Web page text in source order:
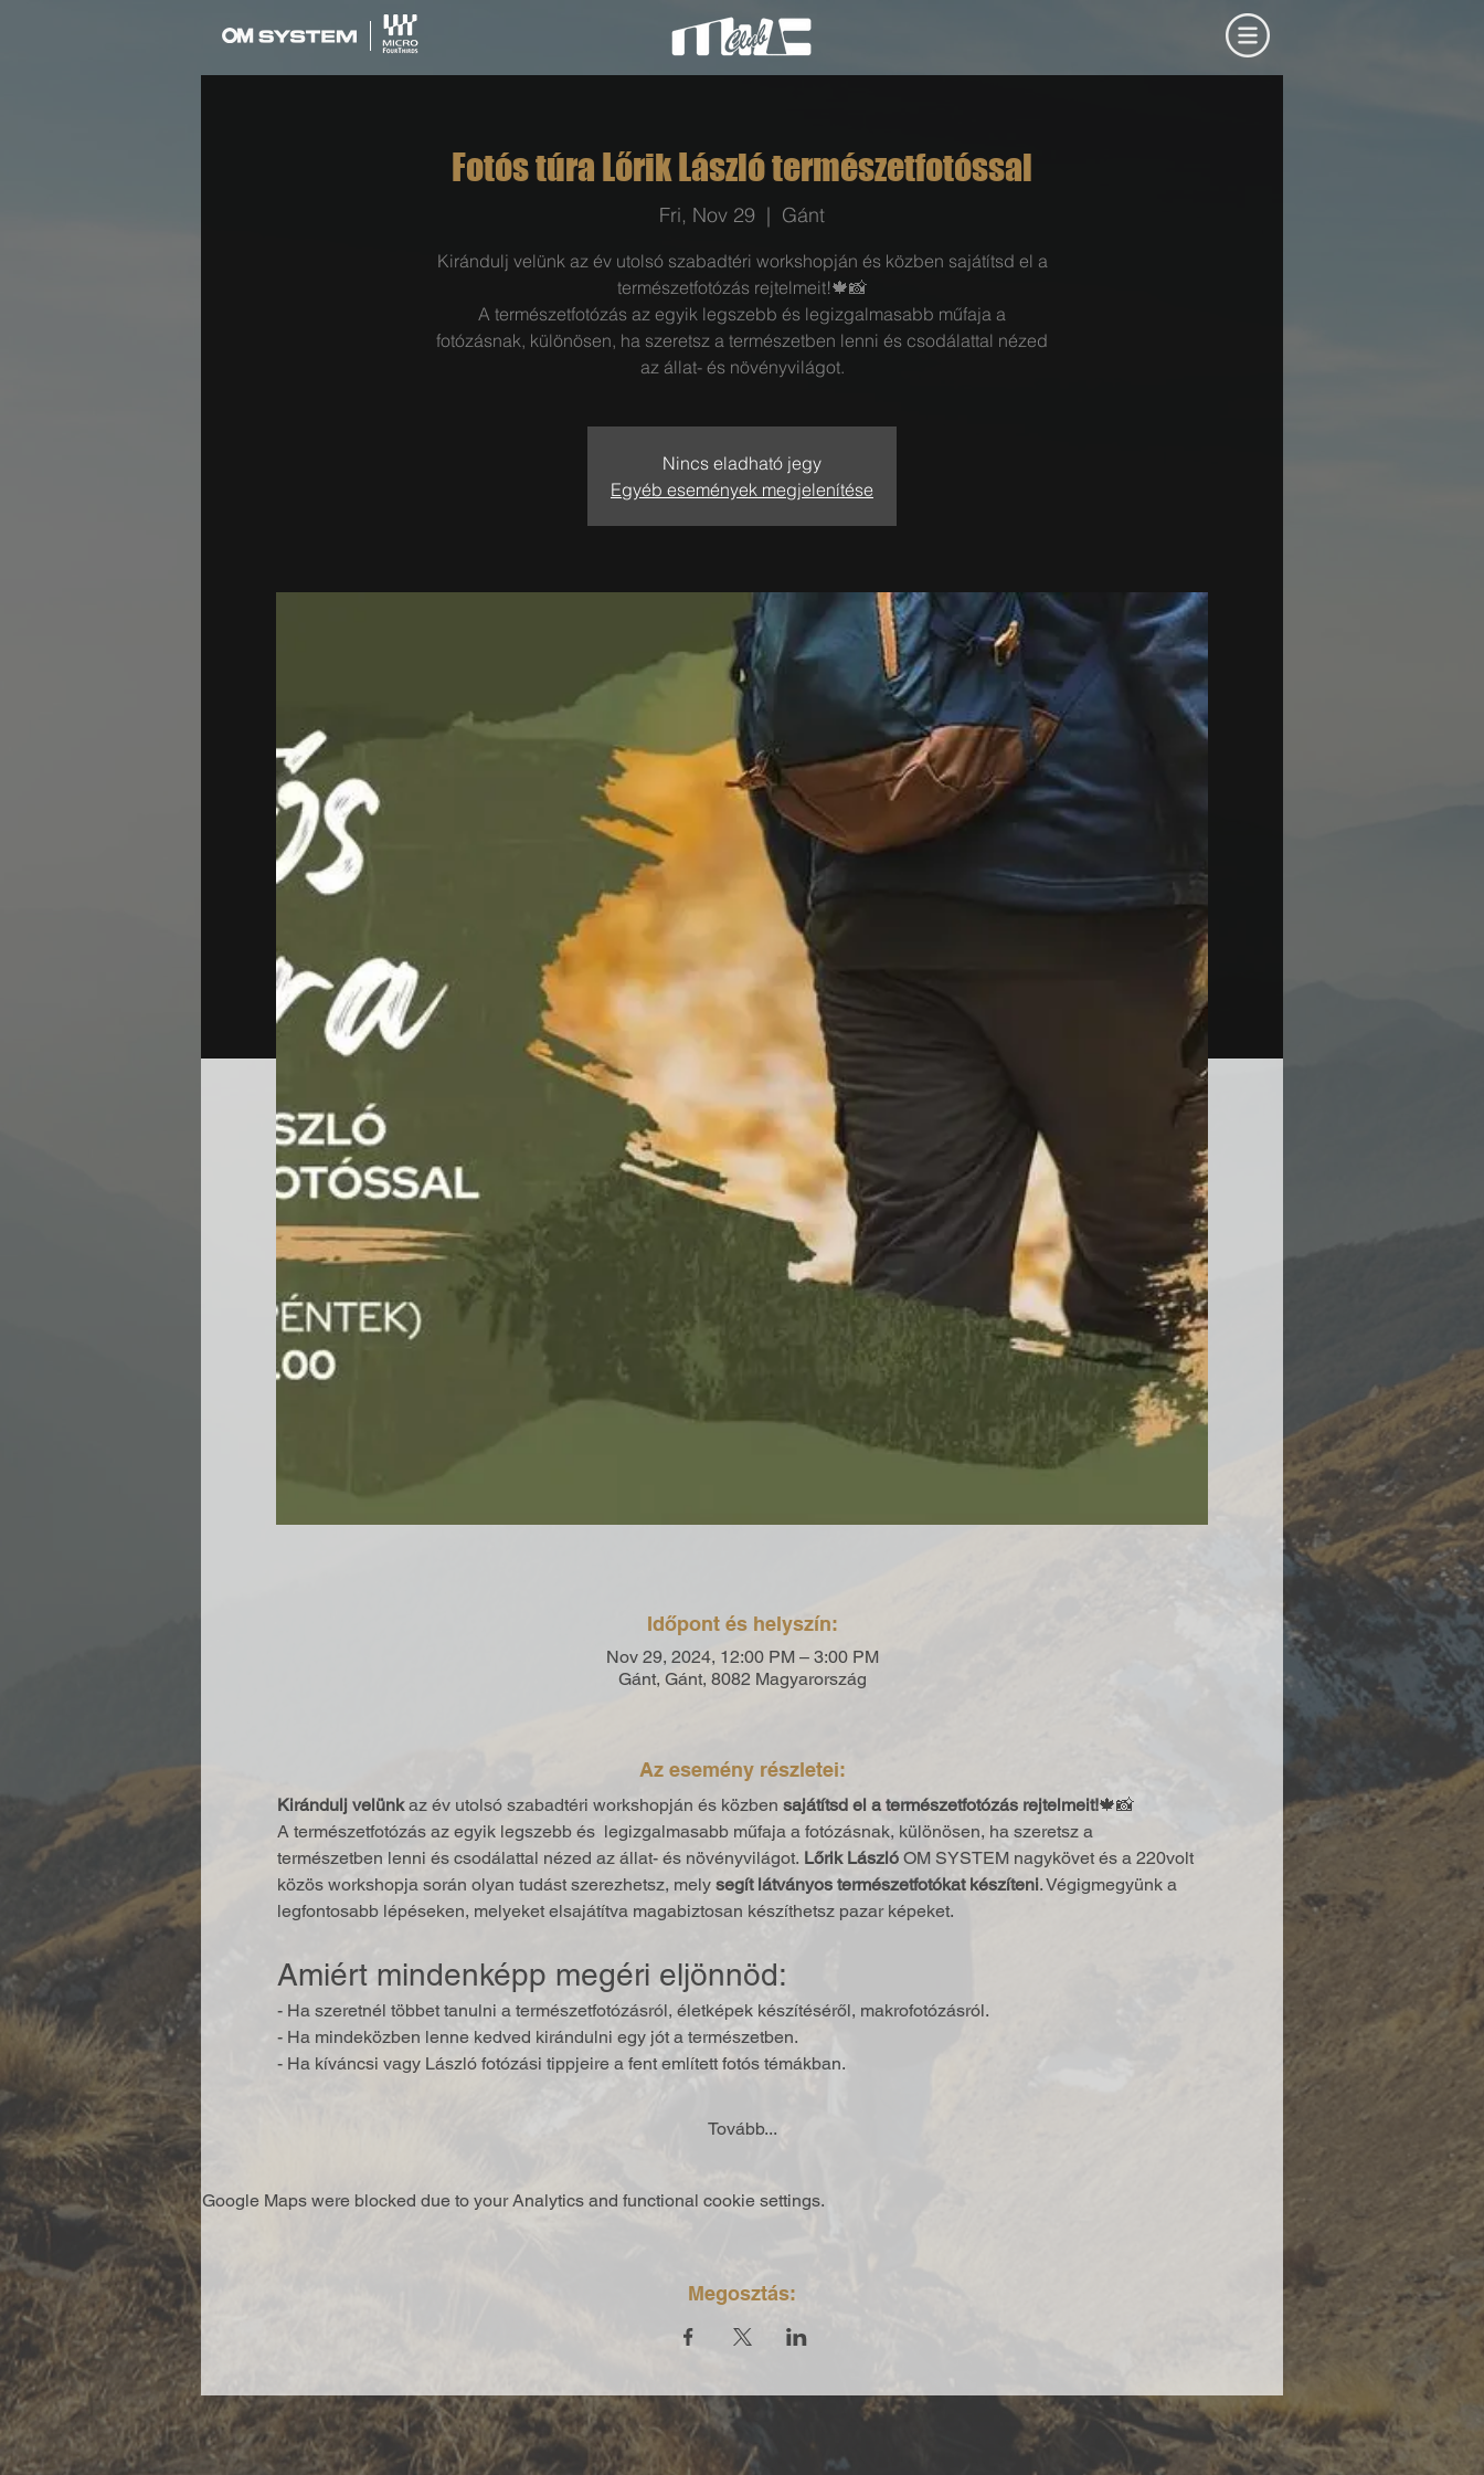
Fotós túra Lőrik László természetfotóssal
Fri, Nov 29
  |
Gánt
Kirándulj velünk az év utolsó szabadtéri workshopján és közben sajátítsd el a
természetfotózás rejtelmeit!🍁📸
A természetfotózás az egyik legszebb és legizgalmasabb műfaja a
fotózásnak, különösen, ha szeretsz a természetben lenni és csodálattal nézed
az állat- és növényvilágot.
Nincs eladható jegy
Egyéb események megjelenítése
Időpont és helyszín:
Nov 29, 2024, 12:00 PM – 3:00 PM
Gánt, Gánt, 8082 Magyarország
Az esemény részletei:
Kirándulj velünk az év utolsó szabadtéri workshopján és közben sajátítsd el a természetfotózás rejtelmeit!🍁📸
A természetfotózás az egyik legszebb és  legizgalmasabb műfaja a fotózásnak, különösen, ha szeretsz a
természetben lenni és csodálattal nézed az állat- és növényvilágot. Lőrik László OM SYSTEM nagykövet és a 220volt
közös workshopja során olyan tudást szerezhetsz, mely segít látványos természetfotókat készíteni. Végigmegyünk a
legfontosabb lépéseken, melyeket elsajátítva magabiztosan készíthetsz pazar képeket.
Amiért mindenképp megéri eljönnöd:
- Ha szeretnél többet tanulni a természetfotózásról, életképek készítéséről, makrofotózásról.
- Ha mindeközben lenne kedved kirándulni egy jót a természetben.
- Ha kíváncsi vagy László fotózási tippjeire a fent említett fotós témákban.
Tovább...
Google Maps were blocked due to your Analytics and functional cookie settings.
Megosztás: